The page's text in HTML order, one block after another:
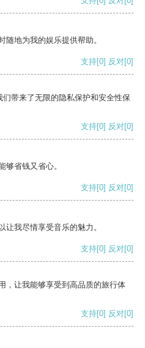
随地为我的娱乐提供帮助。
支持[0] 反对[0]
带来了无限的隐私保护和安全性保
支持[0] 反对[0]
够省钱又省心。
支持[0] 反对[0]
让我尽情享受音乐的魅力。
支持[0] 反对[0]
，让我能够享受到高品质的旅行体
支持[0] 反对[0]